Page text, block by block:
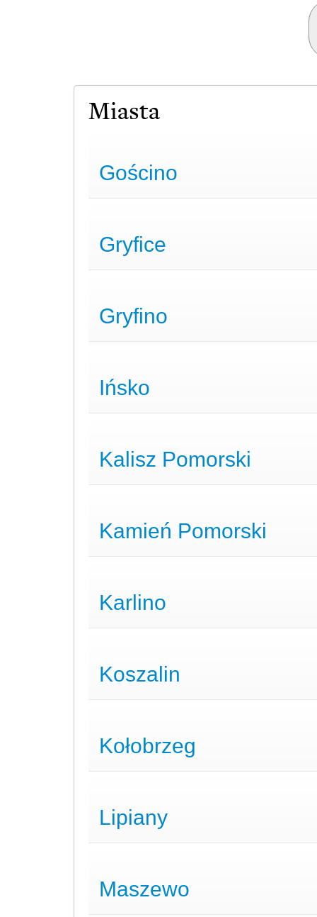
Miasta
Gościno
Gryfice
Gryfino
Ińsko
Kalisz Pomorski
Kamień Pomorski
Karlino
Koszalin
Kołobrzeg
Lipiany
Maszewo